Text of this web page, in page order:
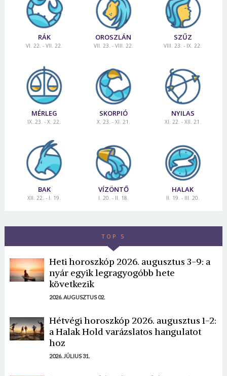
RÁK
VI. 22. - VII. 22.
OROSZLÁN
VII. 23. - VIII. 22.
SZŰZ
VIII. 23. - IX. 22.
MÉRLEG
IX. 23. - X. 22.
SKORPIÓ
X. 23. - XI. 21.
NYILAS
XI. 22. - XII. 21.
BAK
XII. 22. - I. 19.
VÍZÖNTŐ
I. 20. - II. 18.
HALAK
II. 19. - III. 20.
TOP 5
Heti horoszkóp 2026. augusztus 3-9: a
nyár egyik legragyogóbb hete
következik
2026. AUGUSZTUS 02.
Hétvégi horoszkóp 2026. augusztus 1-2:
a Halak Hold varázslatos hangulatot
hoz
2026. JÚLIUS 31.